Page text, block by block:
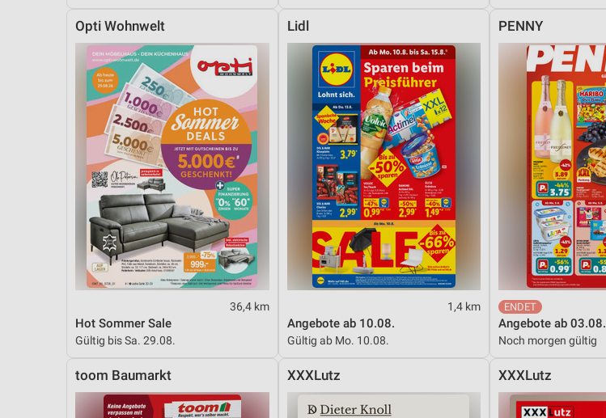
Opti Wohnwelt
36,4 km
Hot Sommer Sale
Gültig bis Sa. 29.08.
Lidl
1,4 km
Angebote ab 10.08.
Gültig ab Mo. 10.08.
PENNY
Angebote ab 03.08.
Noch morgen gültig
toom Baumarkt XXXLutz XXXLutz
Funktional